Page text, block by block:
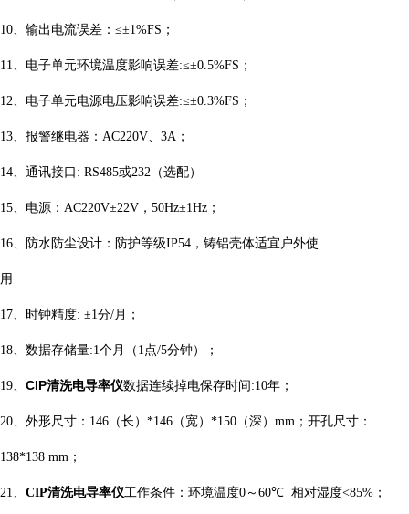
10、输出电流误差： ≤±1%FS ；
11、电子单元环境温度影响误差:≤±0.5%FS ；
12、电子单元电源电压影响误差:≤±0.3%FS ；
13、报警继电器： AC220V、 3A ；
14、通讯接口 : RS485或232 （选配）
15、电源： AC220V±22V ， 50Hz±1Hz ；
16、 防水防尘设计 ： 防护等级IP54 ，铸铝壳体适宜户外使
用
17、时钟精度: ±1分/月；
18、数据存储量:1个月（ 1点/5分钟）；
19、 CIP清洗电导率仪数据连续掉电保存时间 :10年；
20、外形尺寸： 146 （长） *146 （宽） *150 （深） mm ；开孔尺寸：
138*138 mm ；
21、 CIP清洗电导率仪工作条件：环境温度0 ～ 60℃ 相对湿度<85% ；